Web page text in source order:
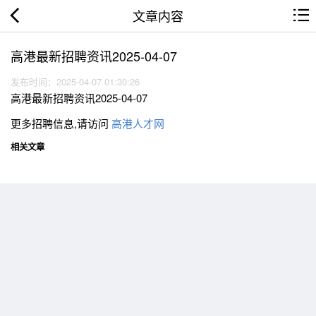
文章内容
高港最新招聘资讯2025-04-07
发布时间：2025-04-07 01:30:26
高港最新招聘资讯2025-04-07
更多招聘信息,请访问 高港人才网
相关文章